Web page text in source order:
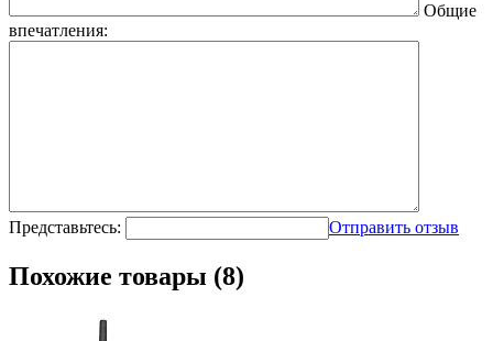
Общие
впечатления:
Представьтесь: Отправить отзыв
Похожие товары (8)